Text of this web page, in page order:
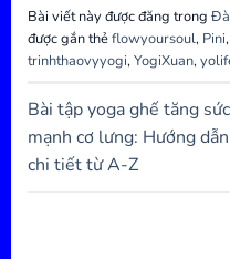
Bài viết này được đăng trong
được gắn thẻflowyoursoul, Pini,
trinhthaovyyogi,YogiXuan,
Bài tập yoga ghế tăng sức
mạnh cơ lưng: Hướng dẫn
chi tiết từ A-Z